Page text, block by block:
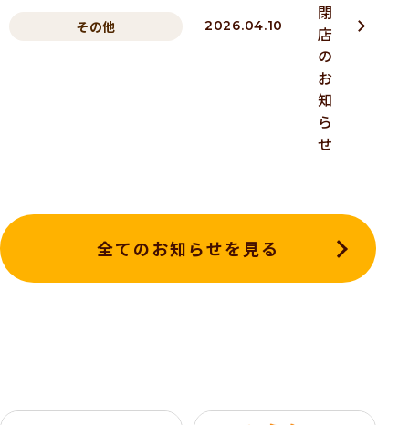
その他 2026.04.10
閉
店
の
お
知
ら
せ
全てのお知らせを見る